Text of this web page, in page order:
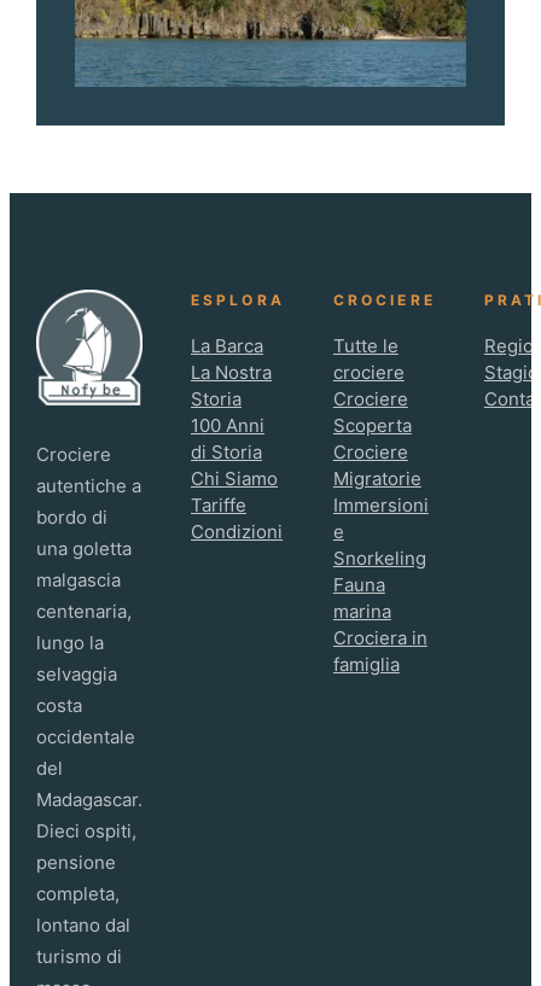
Crociere
autentiche a
bordo di
una goletta
malgascia
centenaria,
lungo la
selvaggia
costa
occidentale
del
Madagascar.
Dieci ospiti,
pensione
completa,
lontano dal
turismo di
ESPLORA
La Barca
La Nostra
Storia
100 Anni
di Storia
Chi Siamo
Tariffe
Condizioni
CROCIERE
Tutte le
crociere
Crociere
Scoperta
Crociere
Migratorie
Immersioni
e
Snorkeling
Fauna
marina
Crociera in
famiglia